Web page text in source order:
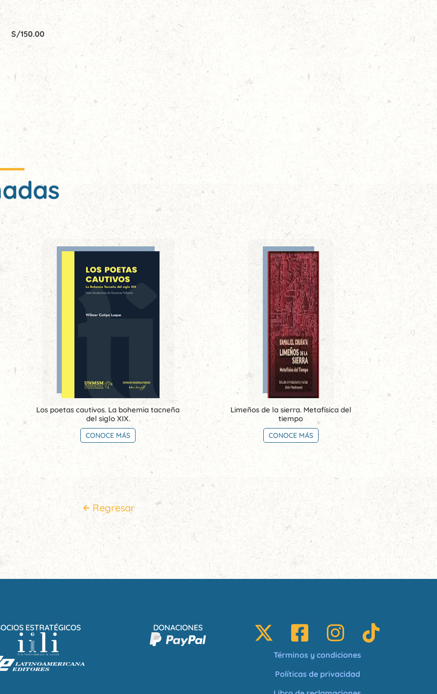
S/150.00
Los poetas cautivos. La bohemia tacneña
del siglo XIX.
CONOCE MÁS
Limeños de la sierra. Metafísica del
tiempo
CONOCE MÁS
Regresar
ESTRATÉGICOS DONACIONES
Términos y condiciones
Políticas de privacidad